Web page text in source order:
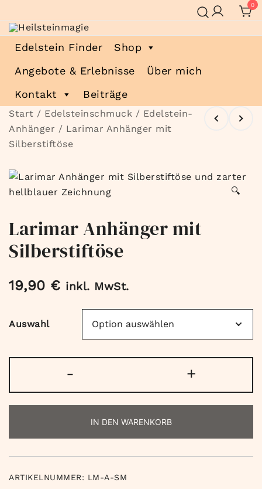
Inhalt
springen
0
Heilsteinmagie
Lass dich verzaubern
Edelstein Finder
Shop
Angebote & Erlebnisse
Über mich
Kontakt
Beiträge
Start / Edelsteinschmuck / Edelstein-
Anhänger / Larimar Anhänger mit
Silberstiftöse
🔍
Larimar Anhänger mit
Silberstiftöse
19,90 € inkl. MwSt.
Auswahl
-
mit
Menge
+
IN DEN WARENKORB
ARTIKELNUMMER: LM-A-SM